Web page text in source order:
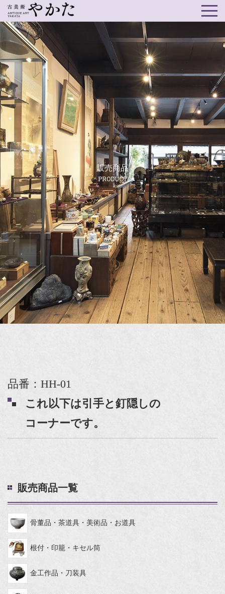
販売商品
PRODUCT
品番：HH-01
これ以下は引手と釘隠しの
コーナーです。
販売商品一覧
骨董品・茶道具・美術品・お道具
根付・印籠・キセル筒
金工作品・刀装具